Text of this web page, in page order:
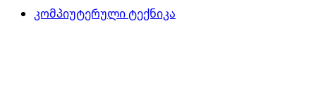
კომპიუტერული ტექნიკა